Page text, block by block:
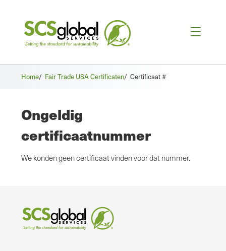
Home/ Fair Trade USA Certificaten/ Certificaat #
Ongeldig
certificaatnummer
We konden geen certificaat vinden voor dat nummer.